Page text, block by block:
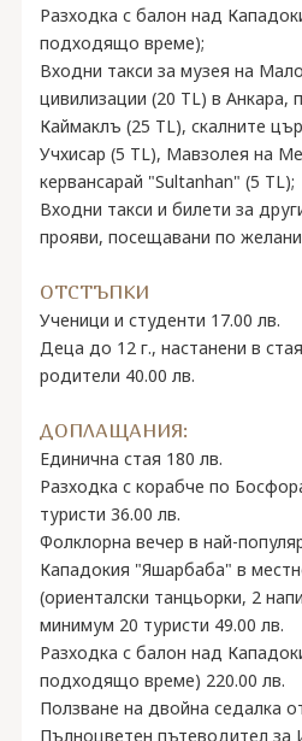
Разходка с балон над
подходящо време);
Входни такси за музея на
цивилизации (20 TL) в Анкара,
Каймаклъ (25 TL), скалните
Учхисар (5 TL), Мавзолея на
кервансарай "Sultanhan" (5 TL);
Входни такси и билети за
прояви, посещавани по
ОТСТЪПКИ
Ученици и студенти 17.00 лв.
Деца до 12 г., настанени в
родители 40.00 лв.
ДОПЛАЩАНИЯ:
Единична стая 180 лв.
Разходка с корабче по
туристи 36.00 лв.
Фолклорна вечер в най-
Кападокия "Яшарбаба" в
(ориенталски танцьорки, 2
минимум 20 туристи 49.00 лв.
Разходка с балон над
подходящо време) 220.00 лв.
Ползване на двойна седалка
Пълноцветен пътеводител за